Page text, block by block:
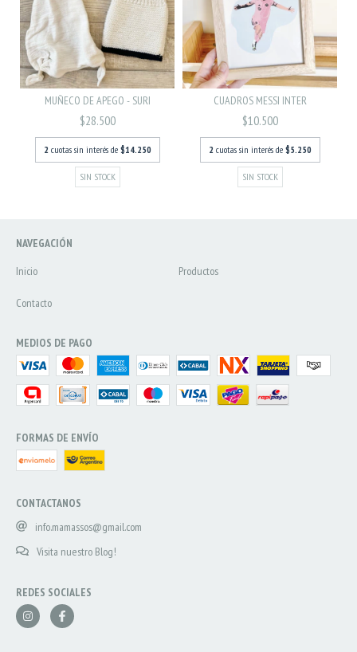
MUÑECO DE APEGO - SURI
$28.500
2 cuotas sin interés de $14.250
SIN STOCK
CUADROS MESSI INTER
$10.500
2 cuotas sin interés de $5.250
SIN STOCK
NAVEGACIÓN
Inicio
Productos
Contacto
MEDIOS DE PAGO
FORMAS DE ENVÍO
CONTACTANOS
info.mamassos@gmail.com
Visita nuestro Blog!
REDES SOCIALES